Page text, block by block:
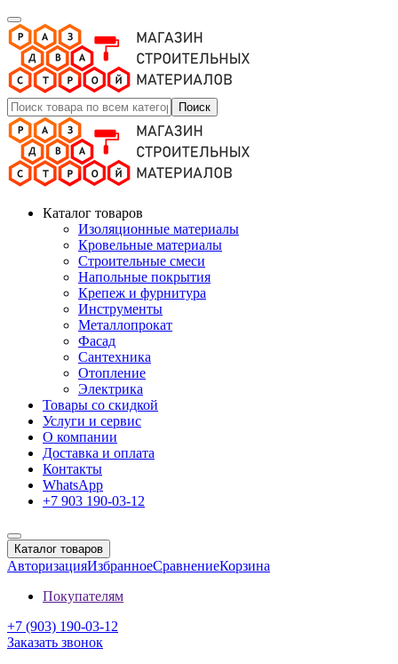
Поиск
Каталог товаров
Изоляционные материалы
Кровельные материалы
Строительные смеси
Напольные покрытия
Крепеж и фурнитура
Инструменты
Металлопрокат
Фасад
Сантехника
Отопление
Электрика
Товары со скидкой
Услуги и сервис
О компании
Доставка и оплата
Контакты
WhatsApp
+7 903 190-03-12
Каталог товаров
АвторизацияИзбранноеСравнениеКорзина
Покупателям
+7 (903) 190-03-12
Заказать звонок